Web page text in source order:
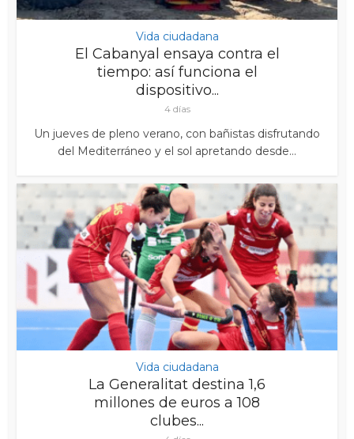
Vida ciudadana
El Cabanyal ensaya contra el
tiempo: así funciona el
dispositivo...
4 días
Un jueves de pleno verano, con bañistas disfrutando
del Mediterráneo y el sol apretando desde...
Vida ciudadana
La Generalitat destina 1,6
millones de euros a 108
clubes...